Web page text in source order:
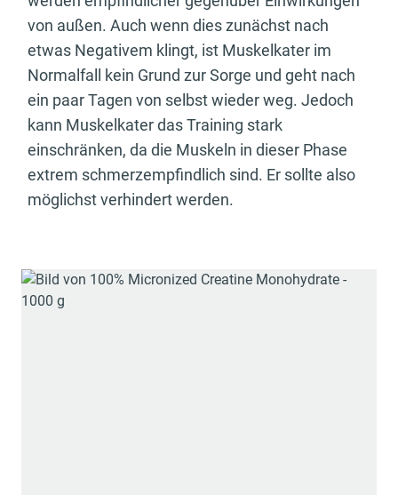
von außen. Auch wenn dies zunächst nach
etwas Negativem klingt, ist Muskelkater im
Normalfall kein Grund zur Sorge und geht nach
ein paar Tagen von selbst wieder weg. Jedoch
kann Muskelkater das Training stark
einschränken, da die Muskeln in dieser Phase
extrem schmerzempfindlich sind. Er sollte also
möglichst verhindert werden.